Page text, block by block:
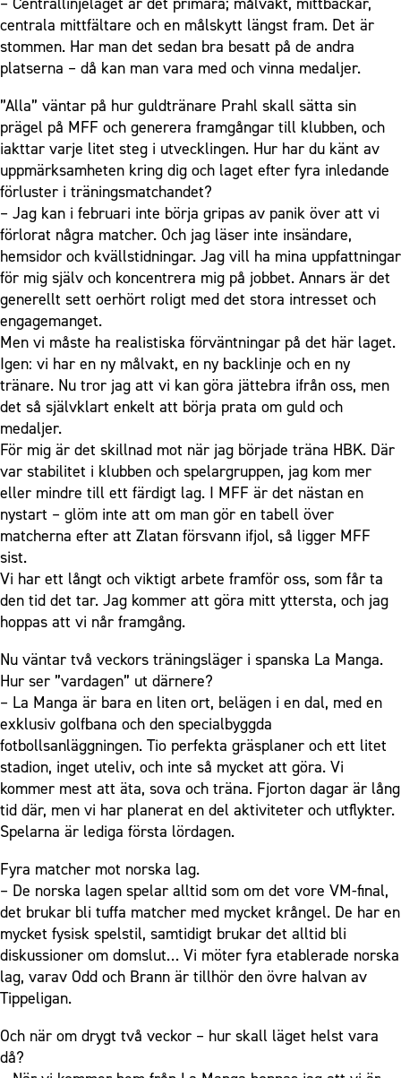
centrala mittfältare och en målskytt längst fram. Det är
stommen. Har man det sedan bra besatt på de andra
platserna – då kan man vara med och vinna medaljer.
”Alla” väntar på hur guldtränare Prahl skall sätta sin
prägel på MFF och generera framgångar till klubben, och
iakttar varje litet steg i utvecklingen. Hur har du känt av
uppmärksamheten kring dig och laget efter fyra inledande
förluster i träningsmatchandet?
– Jag kan i februari inte börja gripas av panik över att vi
förlorat några matcher. Och jag läser inte insändare,
hemsidor och kvällstidningar. Jag vill ha mina uppfattningar
för mig själv och koncentrera mig på jobbet. Annars är det
generellt sett oerhört roligt med det stora intresset och
engagemanget.
Men vi måste ha realistiska förväntningar på det här laget.
Igen: vi har en ny målvakt, en ny backlinje och en ny
tränare. Nu tror jag att vi kan göra jättebra ifrån oss, men
det så självklart enkelt att börja prata om guld och
medaljer.
För mig är det skillnad mot när jag började träna HBK. Där
var stabilitet i klubben och spelargruppen, jag kom mer
eller mindre till ett färdigt lag. I MFF är det nästan en
nystart – glöm inte att om man gör en tabell över
matcherna efter att Zlatan försvann ifjol, så ligger MFF
sist.
Vi har ett långt och viktigt arbete framför oss, som får ta
den tid det tar. Jag kommer att göra mitt yttersta, och jag
hoppas att vi når framgång.
Nu väntar två veckors träningsläger i spanska La Manga.
Hur ser ”vardagen” ut därnere?
– La Manga är bara en liten ort, belägen i en dal, med en
exklusiv golfbana och den specialbyggda
fotbollsanläggningen. Tio perfekta gräsplaner och ett litet
stadion, inget uteliv, och inte så mycket att göra. Vi
kommer mest att äta, sova och träna. Fjorton dagar är lång
tid där, men vi har planerat en del aktiviteter och utflykter.
Spelarna är lediga första lördagen.
Fyra matcher mot norska lag.
– De norska lagen spelar alltid som om det vore VM-final,
det brukar bli tuffa matcher med mycket krångel. De har en
mycket fysisk spelstil, samtidigt brukar det alltid bli
diskussioner om domslut… Vi möter fyra etablerade norska
lag, varav Odd och Brann är tillhör den övre halvan av
Tippeligan.
Och när om drygt två veckor – hur skall läget helst vara
då?